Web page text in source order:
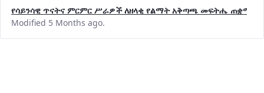
የሳይንሳዊ ጥናትና ምርምር ሥራዎች ለዘላቂ የልማት አቅጣጫ መፍትሔ ጠቋሚ
Modified 5 Months ago.